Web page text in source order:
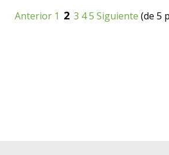
Anterior 1 2 3 45 Siguiente (de 5